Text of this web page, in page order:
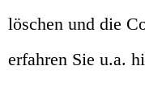
löschen und die
erfahren Sie u.a.